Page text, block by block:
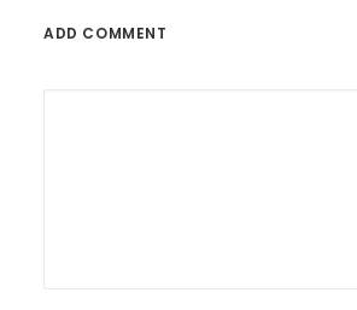
ADD COMMENT